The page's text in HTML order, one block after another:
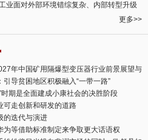
业面对外部环境错综复杂、内部转型升级
更多>>
年中国矿用隔爆型变压器行业前景展望与
预测报告
引导贫困地区积极融入“一带一路”
时期是全面建成小康社会的决胜阶段
可走创新和研发的道路
的迭代与演进
为等借助标准制定来争取更大话语权